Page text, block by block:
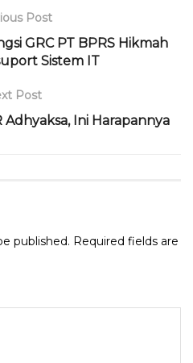
s
Post
GRC PT BPRS Hikmah
Sistem IT
Post
Adhyaksa, Ini Harapannya
published. Required fields are